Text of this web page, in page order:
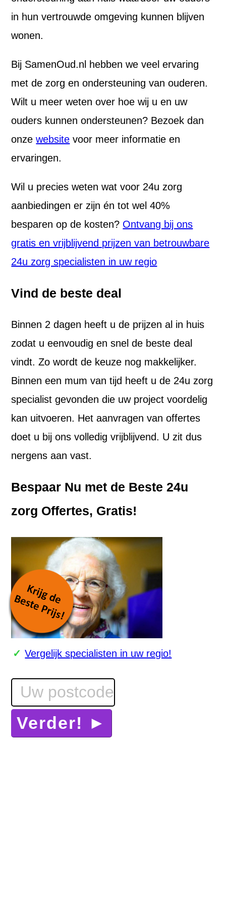
in hun vertrouwde omgeving kunnen blijven
wonen.
Bij SamenOud.nl hebben we veel ervaring
met de zorg en ondersteuning van ouderen.
Wilt u meer weten over hoe wij u en uw
ouders kunnen ondersteunen? Bezoek dan
onzewebsite voor meer informatie en
ervaringen.
Wil u precies weten wat voor 24u zorg
aanbiedingen er zijn én tot wel 40%
besparen op de kosten? Ontvang bij ons
gratis en vrijblijvend prijzen van betrouwbare
24u zorg specialisten in uw regio
Vind de beste deal
Binnen 2 dagen heeft u de prijzen al in huis
zodat u eenvoudig en snel de beste deal
vindt. Zo wordt de keuze nog makkelijker.
Binnen een mum van tijd heeft u de 24u zorg
specialist gevonden die uw project voordelig
kan uitvoeren. Het aanvragen van offertes
doet u bij ons volledig vrijblijvend. U zit dus
nergens aan vast.
Bespaar Nu met de Beste 24u
zorg Offertes, Gratis!
Vergelijk specialisten in uw regio!